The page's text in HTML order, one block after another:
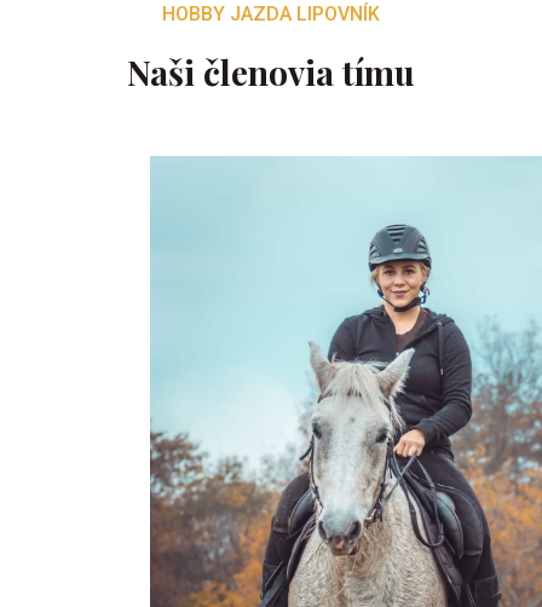
HOBBY JAZDA LIPOVNÍK
Naši členovia tímu